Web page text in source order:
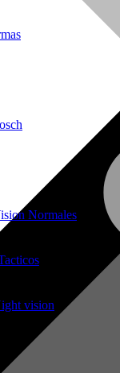
Normales
vision